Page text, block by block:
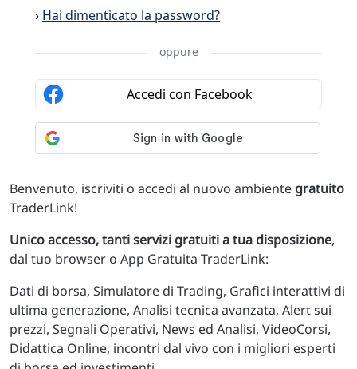
Benvenuto, iscriviti o accedi al nuovo ambiente gratuito
TraderLink!
Unico accesso, tanti servizi gratuiti a tua disposizione,
dal tuo browser o App Gratuita TraderLink:
Dati di borsa, Simulatore di Trading, Grafici interattivi di
ultima generazione, Analisi tecnica avanzata, Alert sui
prezzi, Segnali Operativi, News ed Analisi, VideoCorsi,
Didattica Online, incontri dal vivo con i migliori esperti